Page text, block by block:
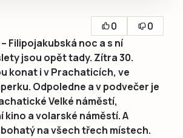
0
0
– Filipojakubská noc a s ní
jsou opět tady. Zítra 30.
konat i v Prachaticích, ve
Odpoledne a v podvečer je
Velké náměstí,
kino a volarské náměstí. A
na všech třech místech.